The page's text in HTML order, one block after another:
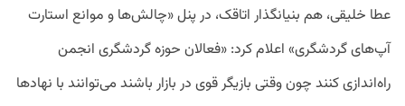
عطا خلیقی، هم بنیانگذار اتاقک، در پنل «چالش‌ها و موانع استارت
آپ‌های گردشگری» اعلام کرد: «فعالان حوزه گردشگری انجمن
راه‌اندازی کنند چون وقتی بازیگر قوی در بازار باشند می‌توانند با نهادها